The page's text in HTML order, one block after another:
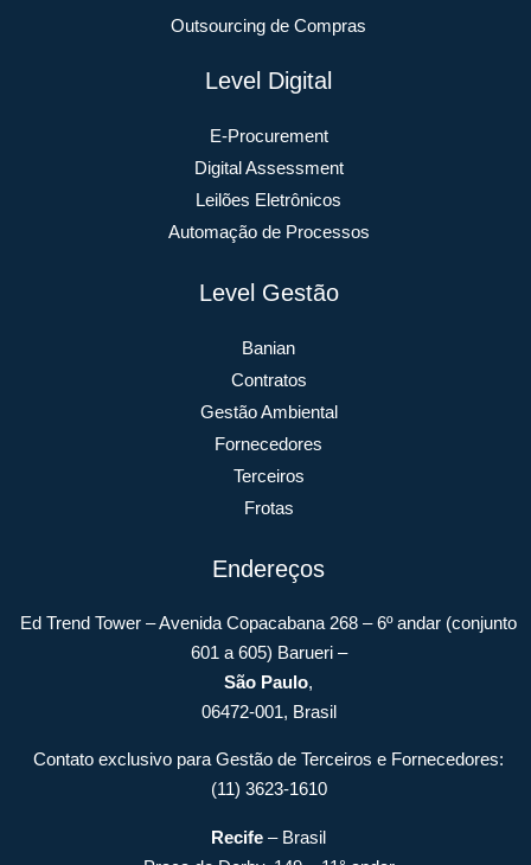
Outsourcing de Compras
Level Digital
E-Procurement
Digital Assessment
Leilões Eletrônicos
Automação de Processos
Level Gestão
Banian
Contratos
Gestão Ambiental
Fornecedores
Terceiros
Frotas
Endereços
Ed Trend Tower – Avenida Copacabana 268 – 6º andar (conjunto
601 a 605) Barueri –
São Paulo,
06472-001, Brasil
Contato exclusivo para Gestão de Terceiros e Fornecedores:
(11) 3623-1610
Recife – Brasil